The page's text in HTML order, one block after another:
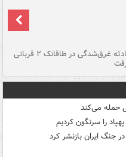
حادثه غرق‌شدگی در طاقانک ۲ قربانی
جنگ ایران بازنشر کرد